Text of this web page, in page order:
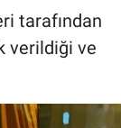
tarafından
verildiği ve